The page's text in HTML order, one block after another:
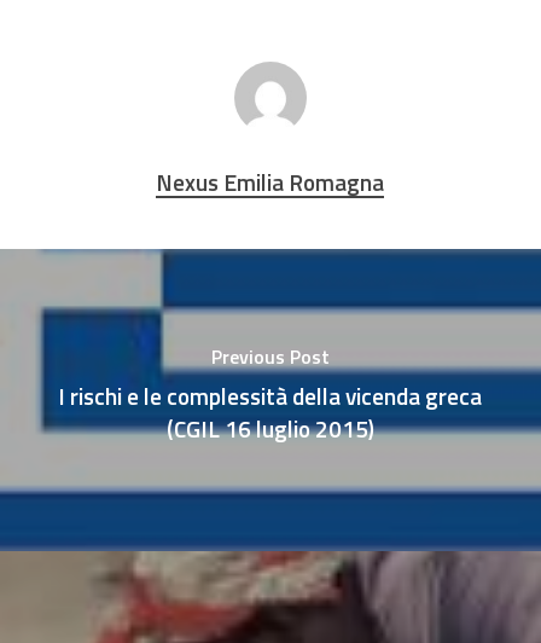
Nexus Emilia Romagna
Previous Post
I rischi e le complessità della vicenda greca
(CGIL 16 luglio 2015)